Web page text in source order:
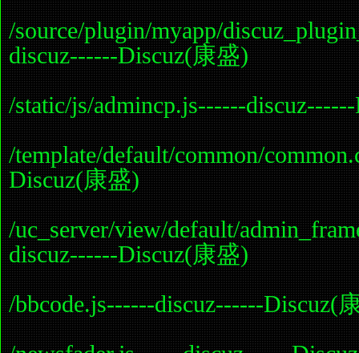
/source/plugin/myapp/
discuz------Discuz(康盛)
/static/js/admincp.js------
/template/default/common/
Discuz(康盛)
/uc_server/view/default/
discuz------Discuz(康盛)
/bbcode.js------discuz------Discuz(